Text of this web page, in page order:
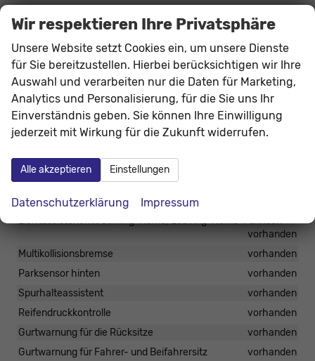
Infotainment & Kommunikation
8,25" Skoda Infotainment
vorhanden
Bluetooth
vorhanden
4 Lautsprecher
vorhanden
8" digitales Display
vorhanden
Sicherheit & Assistenz
DAB-Radio
Tempomat mit Geschwindigkeitsbegrenzer
Hill Hold Control (DSG-Getriebe)
Lichtassistent mit Coming-Home/Leaving-Home-Funktion
vorhanden
Multikollisionsbremse
vorhanden
Parksensor hinten
vorhanden
Spurhalteassistent
vorhanden
Reifendruckkontrolle
vorhanden
Gurtwarnung für die Rücksitze
vorhanden
Gurtwarnung für Fahrer- und Beifahrersitz
vorhanden
Wir respektieren Ihre Privatsphäre
Unsere Website setzt Cookies ein, um unsere Dienste
für Sie bereitzustellen. Hierbei berücksichtigen wir Ihre
Auswahl und verarbeiten nur die Daten für Marketing,
Analytics und Personalisierung, für die Sie uns Ihr
Einverständnis geben. Sie können Ihre Einwilligung
jederzeit mit Wirkung für die Zukunft widerrufen.
Alle akzeptieren Einstellungen
Datenschutzerklärung Impressum